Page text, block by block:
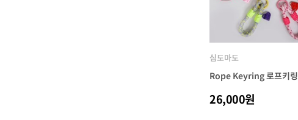
심도마도
Rope Keyring 로프키링
26,000원